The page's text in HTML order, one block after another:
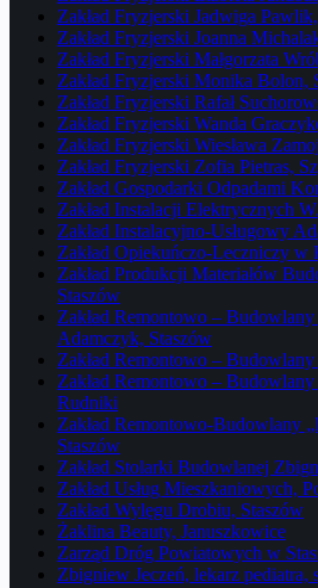
Zakład Fryzjerski Jadwiga
Zakład Fryzjerski Joanna
Zakład Fryzjerski Małgorzata
Zakład Fryzjerski Monika Bolon,
Zakład Fryzjerski Rafał
Zakład Fryzjerski Wanda
Zakład Fryzjerski Wiesława
Zakład Fryzjerski Zofia Pietras,
Zakład Gospodarki Odpadami
Zakład Instalacji Elektrycznych
Zakład Instalacyjno-Usługowy
Zakład Opiekuńczo-Leczniczy w
Zakład Produkcji Materiałów
Staszów
Zakład Remontowo –
Adamczyk, Staszów
Zakład Remontowo –
Zakład Remontowo – Budowlany
Rudniki
Zakład Remontowo-Budowlany
Staszów
Zakład Stolarki Budowlanej
Zakład Usług Mieszkaniowych,
Zakład Wylęgu Drobiu, Staszów
Żaklina Beauty, Januszkowice
Zarząd Dróg Powiatowych w
Zbigniew Jeczeń, lekarz pediatra,